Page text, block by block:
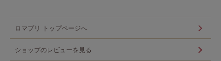
ロマプリ トップページへ
ショップのレビューを見る